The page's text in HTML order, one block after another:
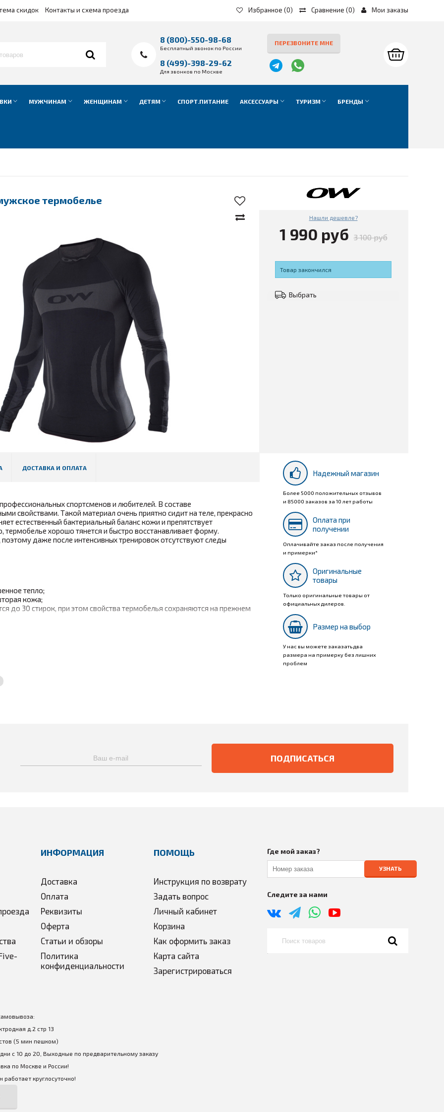
Избранное (0) Сравнение (0) Мои заказы
скидок Контакты и схема проезда
8 (800)-550-98-68
Бесплатный звонок по России
8 (499)-398-29-62
Для звонков по Москве
ПЕРЕЗВОНИТЕ МНЕ
МУЖЧИНАМ ЖЕНЩИНАМ ДЕТЯМ СПОРТ.ПИТАНИЕ АКСЕССУАРЫ ТУРИЗМ БРЕНДЫ
мужское термобелье
Нашли дешевле?
1 990 руб 3 100 руб
Товар закончился
Выбрать
ДОСТАВКА И ОПЛАТА
спортсменов и любителей. В составе
свойствами. Такой материал очень приятно сидит на теле, прекрасно
естественный бактериальный баланс кожи и препятствует
хорошо тянется и быстро восстанавливает форму.
даже после интенсивных тренировок отсутствуют следы
тепло;
кожа;
до 30 стирок, при этом свойства термобелья сохраняются на прежнем
от интенсивности тренировок
Надежный магазин
Более 5000 положительных отзывов
и 85000 заказов за 10 лет работы
Оплата при
получении
Оплачивайте заказ после получения
и примерки*
Оригинальные
товары
Только оригинальные товары от
официальных дилеров.
Размер на выбор
У нас вы можете заказать два
размера на примерку без лишних
проблем
ИНФОРМАЦИЯ
Доставка
Оплата
Реквизиты
Оферта
Статьи и обзоры
Политика
конфиденциальности
ПОМОЩЬ
Инструкция по возврату
Задать вопрос
Личный кабинет
Корзина
Как оформить заказ
Карта сайта
Зарегистрироваться
Где мой заказ?
УЗНАТЬ
Следите за нами
д.2 стр 13
(5 мин пешком)
с 10 до 20, Выходные по предварительному заказу
по Москве и России!
работает круглосуточно!